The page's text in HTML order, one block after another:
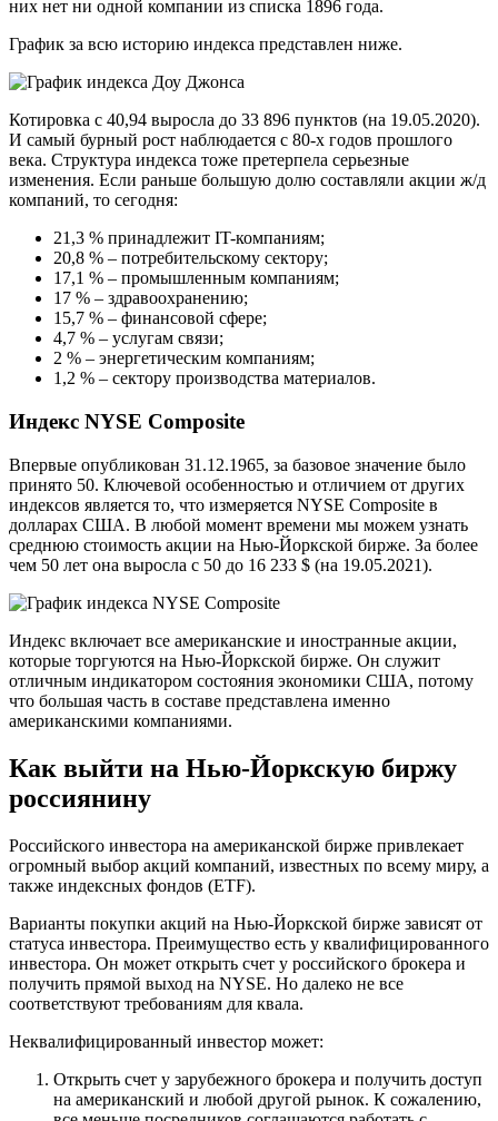
них нет ни одной компании из списка 1896 года.
График за всю историю индекса представлен ниже.
Котировка с 40,94 выросла до 33 896 пунктов (на 19.05.2020).
И самый бурный рост наблюдается с 80-х годов прошлого
века. Структура индекса тоже претерпела серьезные
изменения. Если раньше большую долю составляли акции ж/д
компаний, то сегодня:
21,3 % принадлежит IT-компаниям;
20,8 % – потребительскому сектору;
17,1 % – промышленным компаниям;
17 % – здравоохранению;
15,7 % – финансовой сфере;
4,7 % – услугам связи;
2 % – энергетическим компаниям;
1,2 % – сектору производства материалов.
Индекс NYSE Composite
Впервые опубликован 31.12.1965, за базовое значение было
принято 50. Ключевой особенностью и отличием от других
индексов является то, что измеряется NYSE Composite в
долларах США. В любой момент времени мы можем узнать
среднюю стоимость акции на Нью-Йоркской бирже. За более
чем 50 лет она выросла с 50 до 16 233 $ (на 19.05.2021).
Индекс включает все американские и иностранные акции,
которые торгуются на Нью-Йоркской бирже. Он служит
отличным индикатором состояния экономики США, потому
что большая часть в составе представлена именно
американскими компаниями.
Как выйти на Нью-Йоркскую биржу
россиянину
Российского инвестора на американской бирже привлекает
огромный выбор акций компаний, известных по всему миру, а
также индексных фондов (ETF).
Варианты покупки акций на Нью-Йоркской бирже зависят от
статуса инвестора. Преимущество есть у квалифицированного
инвестора. Он может открыть счет у российского брокера и
получить прямой выход на NYSE. Но далеко не все
соответствуют требованиям для квала.
Неквалифицированный инвестор может:
Открыть счет у зарубежного брокера и получить доступ
на американский и любой другой рынок. К сожалению,